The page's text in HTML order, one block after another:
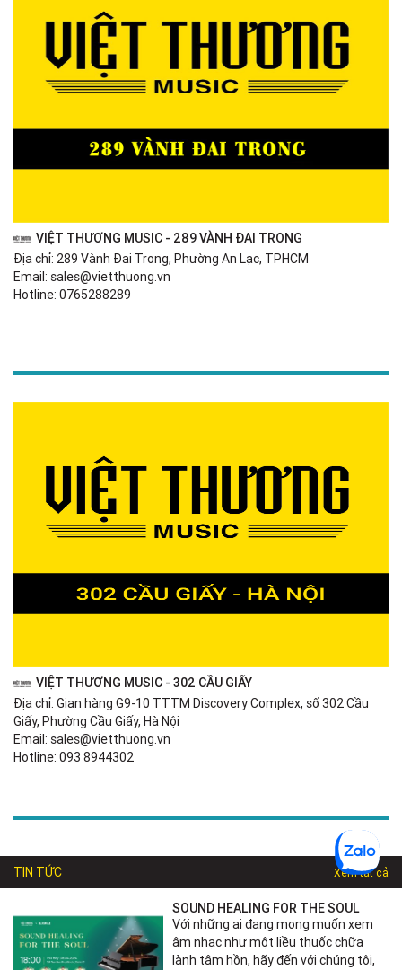
VIỆT THƯƠNG MUSIC - 289 VÀNH ĐAI TRONG
Địa chỉ: 289 Vành Đai Trong, Phường An Lạc, TPHCM
Email: sales@vietthuong.vn
Hotline: 0765288289
VIỆT THƯƠNG MUSIC - 302 CẦU GIẤY
Địa chỉ: Gian hàng G9-10 TTTM Discovery Complex, số 302 Cầu
Giấy, Phường Cầu Giấy, Hà Nội
Email: sales@vietthuong.vn
Hotline: 093 8944302
TIN TỨC Xem tất cả
SOUND HEALING FOR THE SOUL
Với những ai đang mong muốn xem
âm nhạc như một liều thuốc chữa
lành tâm hồn, hãy đến với chúng tôi,